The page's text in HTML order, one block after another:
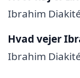
Ibrahim
Hvad vejer
Ibrahim